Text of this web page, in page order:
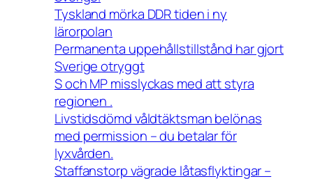
Tyskland mörka DDR tiden i ny
lärorpolan
Permanenta uppehållstillstånd har gjort
Sverige otryggt
S och MP misslyckas med att styra
regionen .
Livstidsdömd våldtäktsman belönas
med permission – du betalar för
lyxvården.
Staffanstorp vägrade låtasflyktingar –